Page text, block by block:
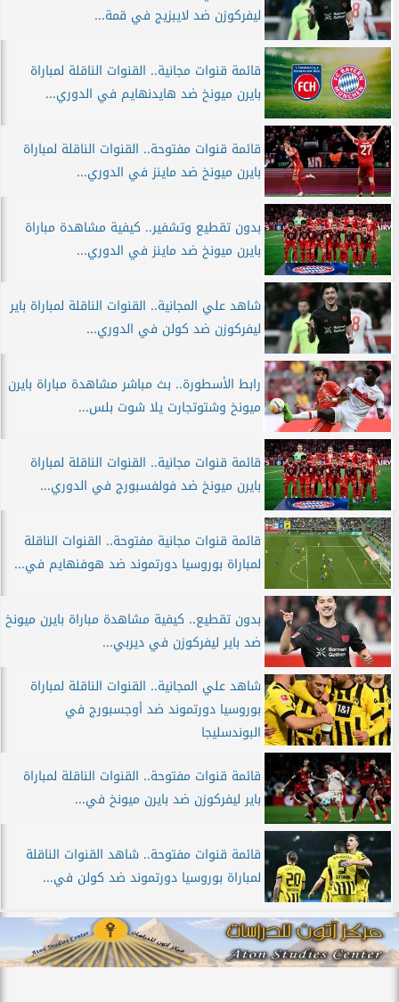
ليفركوزن ضد لايبزيج في قمة...
قائمة قنوات مجانية.. القنوات الناقلة لمباراة
بايرن ميونخ ضد هايدنهايم في الدوري...
قائمة قنوات مفتوحة.. القنوات الناقلة لمباراة
بايرن ميونخ ضد ماينز في الدوري...
بدون تقطيع وتشفير.. كيفية مشاهدة مباراة
بايرن ميونخ ضد ماينز في الدوري...
شاهد علي المجانية.. القنوات الناقلة لمباراة باير
ليفركوزن ضد كولن في الدوري...
رابط الأسطورة.. بث مباشر مشاهدة مباراة بايرن
ميونخ وشتوتجارت يلا شوت بلس...
قائمة قنوات مجانية.. القنوات الناقلة لمباراة
بايرن ميونخ ضد فولفسبورج في الدوري...
قائمة قنوات مجانية مفتوحة.. القنوات الناقلة
لمباراة بوروسيا دورتموند ضد هوفنهايم في...
بدون تقطيع.. كيفية مشاهدة مباراة بايرن ميونخ
ضد باير ليفركوزن في ديربي...
شاهد علي المجانية.. القنوات الناقلة لمباراة
بوروسيا دورتموند ضد أوجسبورج في
البوندسليجا
قائمة قنوات مفتوحة.. القنوات الناقلة لمباراة
باير ليفركوزن ضد بايرن ميونخ في...
قائمة قنوات مفتوحة.. شاهد القنوات الناقلة
لمباراة بوروسيا دورتموند ضد كولن في...